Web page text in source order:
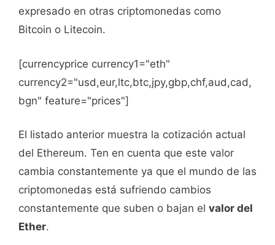
expresado en otras criptomonedas como
Bitcoin o Litecoin.
[currencyprice currency1="eth"
currency2="usd,eur,ltc,btc,jpy,gbp,chf,aud,cad,
bgn" feature="prices"]
El listado anterior muestra la cotización actual
del Ethereum. Ten en cuenta que este valor
cambia constantemente ya que el mundo de las
criptomonedas está sufriendo cambios
constantemente que suben o bajan el valor del
Ether.